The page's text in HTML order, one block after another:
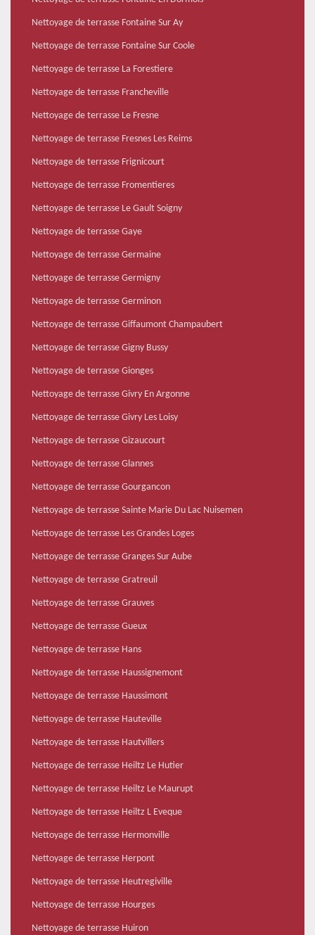
Nettoyage de terrasse Fontaine Sur Ay
Nettoyage de terrasse Fontaine Sur Coole
Nettoyage de terrasse La Forestiere
Nettoyage de terrasse Francheville
Nettoyage de terrasse Le Fresne
Nettoyage de terrasse Fresnes Les Reims
Nettoyage de terrasse Frignicourt
Nettoyage de terrasse Fromentieres
Nettoyage de terrasse Le Gault Soigny
Nettoyage de terrasse Gaye
Nettoyage de terrasse Germaine
Nettoyage de terrasse Germigny
Nettoyage de terrasse Germinon
Nettoyage de terrasse Giffaumont Champaubert
Nettoyage de terrasse Gigny Bussy
Nettoyage de terrasse Gionges
Nettoyage de terrasse Givry En Argonne
Nettoyage de terrasse Givry Les Loisy
Nettoyage de terrasse Gizaucourt
Nettoyage de terrasse Glannes
Nettoyage de terrasse Gourgancon
Nettoyage de terrasse Sainte Marie Du Lac Nuisemen
Nettoyage de terrasse Les Grandes Loges
Nettoyage de terrasse Granges Sur Aube
Nettoyage de terrasse Gratreuil
Nettoyage de terrasse Grauves
Nettoyage de terrasse Gueux
Nettoyage de terrasse Hans
Nettoyage de terrasse Haussignemont
Nettoyage de terrasse Haussimont
Nettoyage de terrasse Hauteville
Nettoyage de terrasse Hautvillers
Nettoyage de terrasse Heiltz Le Hutier
Nettoyage de terrasse Heiltz Le Maurupt
Nettoyage de terrasse Heiltz L Eveque
Nettoyage de terrasse Hermonville
Nettoyage de terrasse Herpont
Nettoyage de terrasse Heutregiville
Nettoyage de terrasse Hourges
Nettoyage de terrasse Huiron